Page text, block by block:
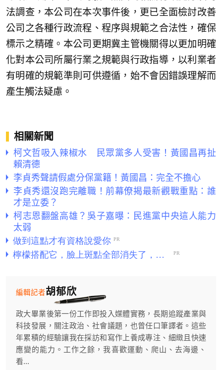
法調查，本公司在本次事件後，更已全面檢討改善
公司之各種行政流程、程序與規範之合法性，確保
標示之精確。本公司更期冀主管機關得以更加明確
化對本公司所屬行業之規範與行政指導，以利業者
有明確的規範準則可供遵循，始不會因錯誤理解而
產生觸法疑慮。
相關新聞
柯文哲吸入辣椒水 民眾黨多人受害！黃國昌再扯
賴清德
李貞秀聲請假處分保黨籍！黃國昌：完全不擔心
李貞秀還沒跑完離職！前幕僚揭最新觀戰重點：誰
才是立委？
柯志恩翻盤高雄？吳子嘉曝：民進黨中央這人能力
太弱
胡郁欣
編輯記者
政大畢業後第一份工作即投入媒體實務，長期追蹤產業與
科技發展，關注政治、社會議題，也曾任口筆譯者。這些
年累積的經驗讓我在採訪和寫作上養成專注、細緻且快速
應變的能力。工作之餘，我喜歡運動、爬山、去海邊、
看...